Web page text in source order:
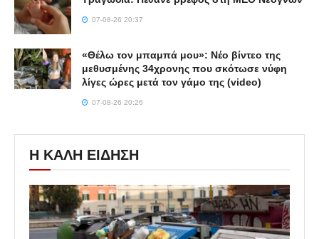
07-08-26 20:37
«Θέλω τον μπαμπά μου»: Νέο βίντεο της
μεθυσμένης 34χρονης που σκότωσε νύφη
λίγες ώρες μετά τον γάμο της (video)
07-08-26 20:26
Η ΚΑΛΗ ΕΙΔΗΣΗ